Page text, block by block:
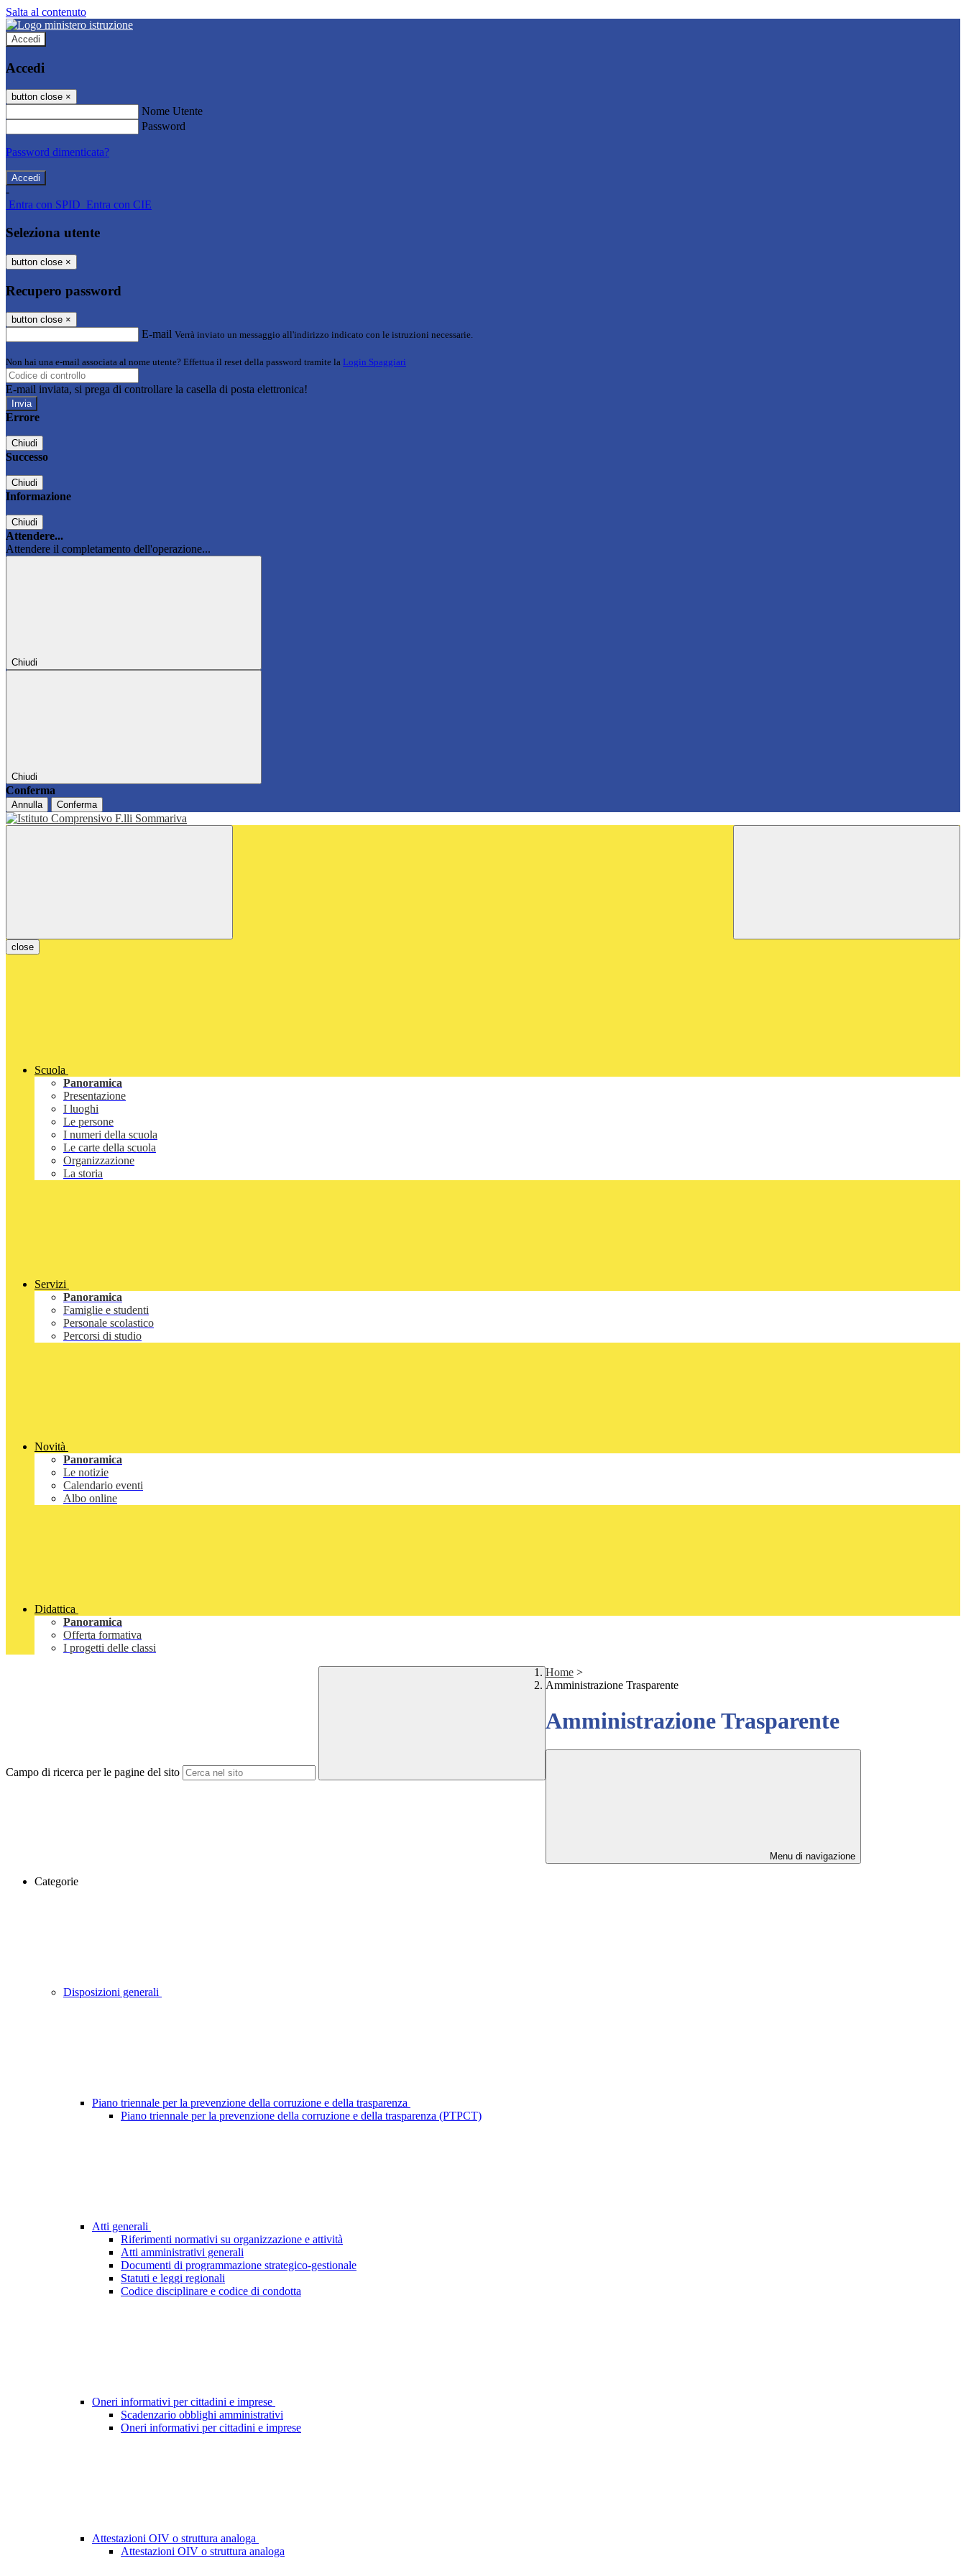
Salta al contenuto
Accedi
Accedi
button close ×
Nome Utente
Password
Password dimenticata?
-
Entra con SPID Entra con CIE
Seleziona utente
button close ×
Recupero password
button close ×
E-mail Verrà inviato un messaggio all'indirizzo indicato con le istruzioni necessarie.
Non hai una e-mail associata al nome utente? Effettua il reset della password tramite la Login Spaggiari
E-mail inviata, si prega di controllare la casella di posta elettronica!
Errore
Chiudi
Successo
Chiudi
Informazione
Chiudi
Attendere...
Attendere il completamento dell'operazione...
Chiudi
Chiudi
Conferma
Annulla Conferma
close
Scuola
Panoramica
Presentazione
I luoghi
Le persone
I numeri della scuola
Le carte della scuola
Organizzazione
La storia
Servizi
Panoramica
Famiglie e studenti
Personale scolastico
Percorsi di studio
Novità
Panoramica
Le notizie
Calendario eventi
Albo online
Didattica
Panoramica
Offerta formativa
I progetti delle classi
Campo di ricerca per le pagine del sito
Home >
Amministrazione Trasparente
Amministrazione Trasparente
Menu di navigazione
Categorie
Disposizioni generali
Piano triennale per la prevenzione della corruzione e della trasparenza
Piano triennale per la prevenzione della corruzione e della trasparenza (PTPCT)
Atti generali
Riferimenti normativi su organizzazione e attività
Atti amministrativi generali
Documenti di programmazione strategico-gestionale
Statuti e leggi regionali
Codice disciplinare e codice di condotta
Oneri informativi per cittadini e imprese
Scadenzario obblighi amministrativi
Oneri informativi per cittadini e imprese
Attestazioni OIV o struttura analoga
Attestazioni OIV o struttura analoga